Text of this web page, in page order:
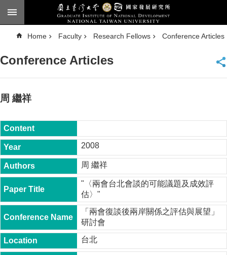
Skip to main content
n
c
d
e
a
h
National
Taiwan
University
Chinese
F
a
c
u
t
y
Home Faculty Research Fellows Conference Articles
Conference Articles
周 繼祥
2008
周 繼祥
"〈兩會台北會談的可能議題及成效評
估〉"
「兩會復談後兩岸關係之評估與展望」
研討會
台北